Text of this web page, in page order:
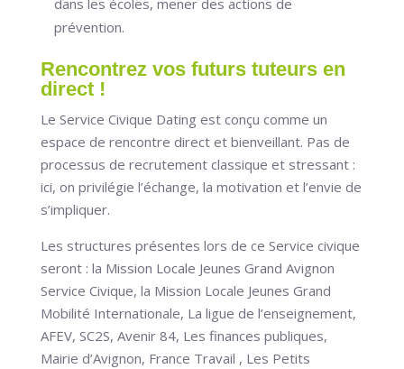
dans les écoles, mener des actions de
prévention.
Rencontrez vos futurs tuteurs en
direct !
Le Service Civique Dating est conçu comme un
espace de rencontre direct et bienveillant. Pas de
processus de recrutement classique et stressant :
ici, on privilégie l’échange, la motivation et l’envie de
s’impliquer.
Les structures présentes lors de ce Service civique
seront : la Mission Locale Jeunes Grand Avignon
Service Civique, la Mission Locale Jeunes Grand
Mobilité Internationale, La ligue de l’enseignement,
AFEV, SC2S, Avenir 84, Les finances publiques,
Mairie d’Avignon, France Travail , Les Petits